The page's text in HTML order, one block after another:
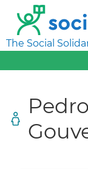
The Social